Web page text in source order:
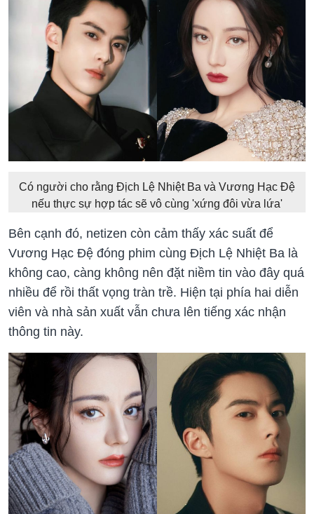
Có người cho rằng Địch Lệ Nhiệt Ba và Vương Hạc Đệ
nếu thực sự hợp tác sẽ vô cùng 'xứng đôi vừa lứa'
Bên cạnh đó, netizen còn cảm thấy xác suất để
Vương Hạc Đệ đóng phim cùng Địch Lệ Nhiệt Ba là
không cao, càng không nên đặt niềm tin vào đây quá
nhiều để rồi thất vọng tràn trề. Hiện tại phía hai diễn
viên và nhà sản xuất vẫn chưa lên tiếng xác nhận
thông tin này.